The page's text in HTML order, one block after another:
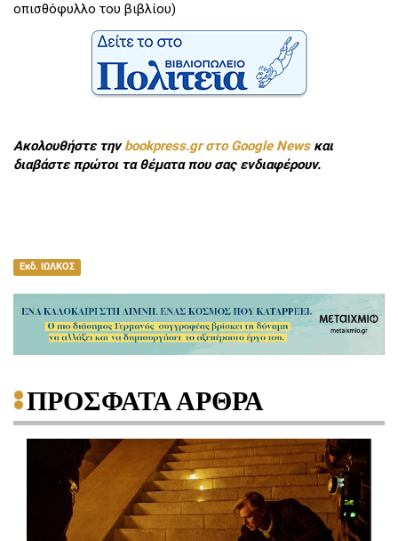
οπισθόφυλλο του βιβλίου)
Ακολουθήστε τηνbookpress.gr στο Google Newsκαι
διαβάστε πρώτοι τα θέματα που σας ενδιαφέρουν.
Εκδ. ΙΩΛΚΟΣ
ΠΡΟΣΦΑΤΑ ΑΡΘΡΑ